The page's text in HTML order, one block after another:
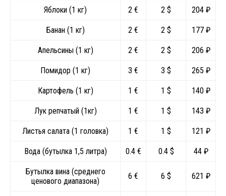
Яблоки (1 кг) 2 € 2 $ 204 ₽
Банан (1 кг) 2 € 2 $ 177 ₽
Апельсины (1 кг) 2 € 2 $ 206 ₽
Помидор (1 кг) 3 € 3 $ 265 ₽
Картофель (1 кг) 1 € 1 $ 140 ₽
Лук репчатый (1кг) 1 € 1 $ 143 ₽
Листья салата (1 головка) 1 € 1 $ 121 ₽
Вода (бутылка 1,5 литра) 0.4 € 0.4 $ 44 ₽
Бутылка вина (среднего
ценового диапазона)
6 € 6 $ 621 ₽